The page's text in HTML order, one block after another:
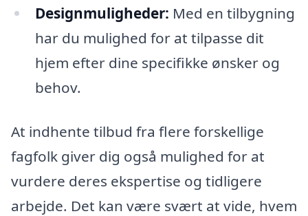
Designmuligheder: Med en tilbygning
har du mulighed for at tilpasse dit
hjem efter dine specifikke ønsker og
behov.
At indhente tilbud fra flere forskellige
fagfolk giver dig også mulighed for at
vurdere deres ekspertise og tidligere
arbejde. Det kan være svært at vide, hvem